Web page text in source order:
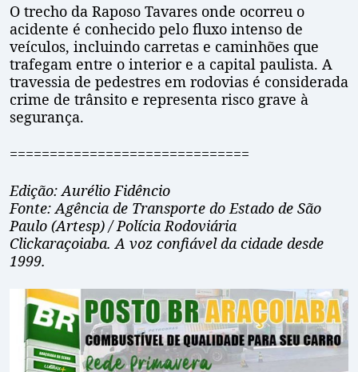
O trecho da Raposo Tavares onde ocorreu o
acidente é conhecido pelo fluxo intenso de
veículos, incluindo carretas e caminhões que
trafegam entre o interior e a capital paulista. A
travessia de pedestres em rodovias é considerada
crime de trânsito e representa risco grave à
segurança.
==============================
Edição: Aurélio Fidêncio
Fonte: Agência de Transporte do Estado de São
Paulo (Artesp) / Polícia Rodoviária
Clickaraçoiaba. A voz confiável da cidade desde
1999.